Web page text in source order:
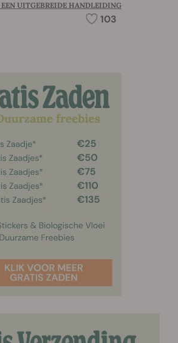
UITGEBREIDE HANDLEIDING
103